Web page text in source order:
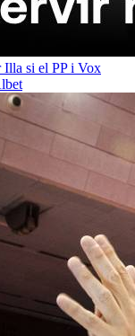
Illa si el PP i Vox